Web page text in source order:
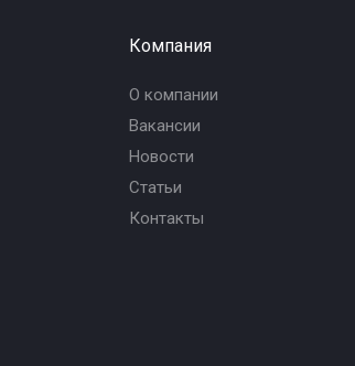
Компания
О компании
Вакансии
Новости
Статьи
Контакты